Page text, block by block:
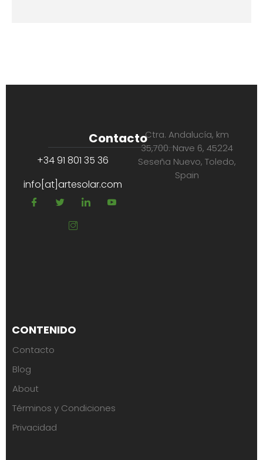
Contacto
+34 91 801 35 36
info[at]artesolar.com
Ctra. Andalucía, km
35,700. Nave 6, 45224
Seseña Nuevo, Toledo,
Spain
CONTENIDO
Contacto
Blog
About
Términos y Condiciones
Privacidad